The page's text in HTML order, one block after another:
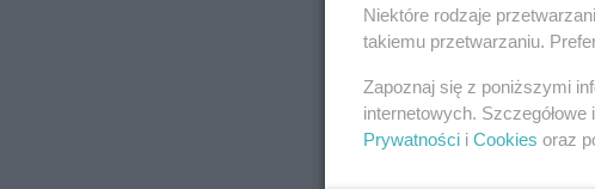
Niektóre rodzaje
takiemu przetwarzaniu.
Zapoznaj się z poniższymi
internetowych.
Prywatności i Cookies oraz